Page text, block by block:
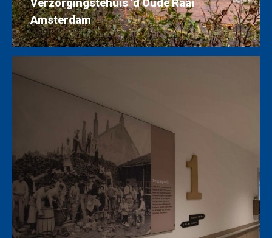
Verzorgingstehuis ‘d Oude Raai
Amsterdam